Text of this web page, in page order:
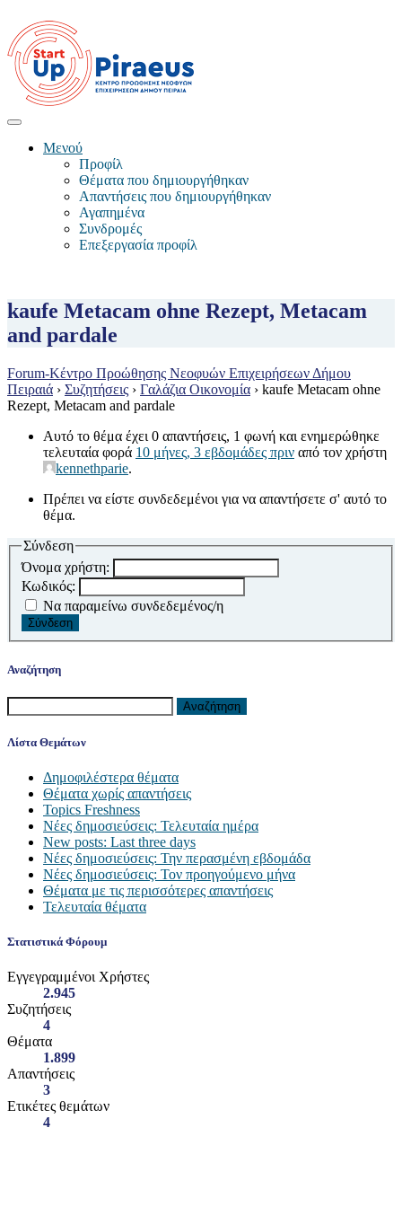
Μενού
Προφίλ
Θέματα που δημιουργήθηκαν
Απαντήσεις που δημιουργήθηκαν
Αγαπημένα
Συνδρομές
Επεξεργασία προφίλ
kaufe Metacam ohne Rezept, Metacam
and pardale
Forum-Κέντρο Προώθησης Νεοφυών Επιχειρήσεων Δήμου
Πειραιά › Συζητήσεις › Γαλάζια Οικονομία › kaufe Metacam ohne
Rezept, Metacam and pardale
Αυτό το θέμα έχει 0 απαντήσεις, 1 φωνή και ενημερώθηκε
τελευταία φορά 10 μήνες, 3 εβδομάδες πριν από τον χρήστη
kennethparie.
Πρέπει να είστε συνδεδεμένοι για να απαντήσετε σ' αυτό το
θέμα.
Σύνδεση
Όνομα χρήστη:
Κωδικός:
Να παραμείνω συνδεδεμένος/η
Σύνδεση
Αναζήτηση
Αναζήτηση
για:
Λίστα Θεμάτων
Δημοφιλέστερα θέματα
Θέματα χωρίς απαντήσεις
Topics Freshness
Νέες δημοσιεύσεις: Τελευταία ημέρα
New posts: Last three days
Νέες δημοσιεύσεις: Την περασμένη εβδομάδα
Νέες δημοσιεύσεις: Τον προηγούμενο μήνα
Θέματα με τις περισσότερες απαντήσεις
Τελευταία θέματα
Στατιστικά Φόρουμ
Εγγεγραμμένοι Χρήστες
2.945
Συζητήσεις
4
Θέματα
1.899
Απαντήσεις
3
Ετικέτες θεμάτων
4